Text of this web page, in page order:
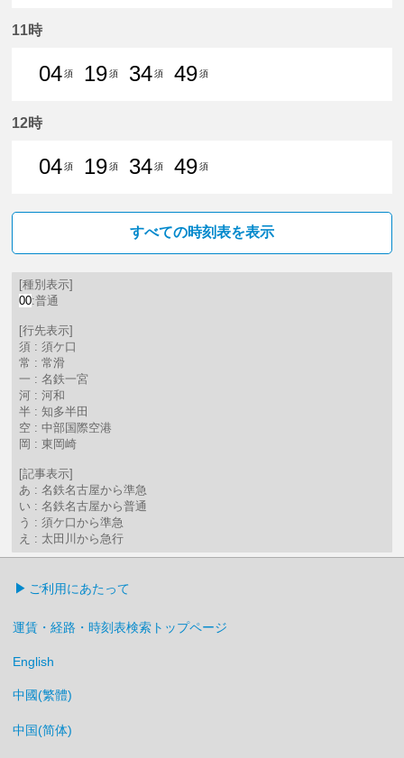
11時
04須
19須
34須
49須
12時
04須
19須
34須
49須
すべての時刻表を表示
[種別表示]
00:普通
[行先表示]
須 : 須ケ口
常 : 常滑
一 : 名鉄一宮
河 : 河和
半 : 知多半田
空 : 中部国際空港
岡 : 東岡崎
[記事表示]
あ : 名鉄名古屋から準急
い : 名鉄名古屋から普通
う : 須ケ口から準急
え : 太田川から急行
ご利用にあたって
運賃・経路・時刻表検索トップページ
English
中國(繁體)
中国(简体)